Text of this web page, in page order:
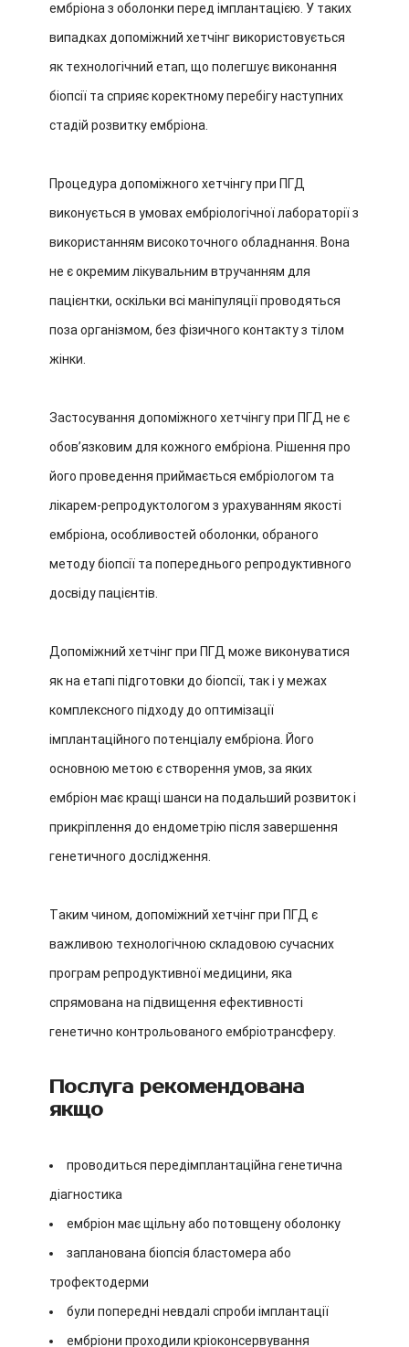
ембріона з оболонки перед імплантацією. У таких
випадках допоміжний хетчінг використовується
як технологічний етап, що полегшує виконання
біопсії та сприяє коректному перебігу наступних
стадій розвитку ембріона.
Процедура допоміжного хетчінгу при ПГД
виконується в умовах ембріологічної лабораторії з
використанням високоточного обладнання. Вона
не є окремим лікувальним втручанням для
пацієнтки, оскільки всі маніпуляції проводяться
поза організмом, без фізичного контакту з тілом
жінки.
Застосування допоміжного хетчінгу при ПГД не є
обов’язковим для кожного ембріона. Рішення про
його проведення приймається ембріологом та
лікарем-репродуктологом з урахуванням якості
ембріона, особливостей оболонки, обраного
методу біопсії та попереднього репродуктивного
досвіду пацієнтів.
Допоміжний хетчінг при ПГД може виконуватися
як на етапі підготовки до біопсії, так і у межах
комплексного підходу до оптимізації
імплантаційного потенціалу ембріона. Його
основною метою є створення умов, за яких
ембріон має кращі шанси на подальший розвиток і
прикріплення до ендометрію після завершення
генетичного дослідження.
Таким чином, допоміжний хетчінг при ПГД є
важливою технологічною складовою сучасних
програм репродуктивної медицини, яка
спрямована на підвищення ефективності
генетично контрольованого ембріотрансферу.
Послуга рекомендована
якщо
проводиться передімплантаційна генетична
діагностика
ембріон має щільну або потовщену оболонку
запланована біопсія бластомера або
трофектодерми
були попередні невдалі спроби імплантації
ембріони проходили кріоконсервування